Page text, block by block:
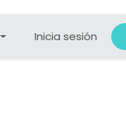
Inicia sesión